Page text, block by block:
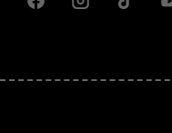
FacebookInstagramTiktok